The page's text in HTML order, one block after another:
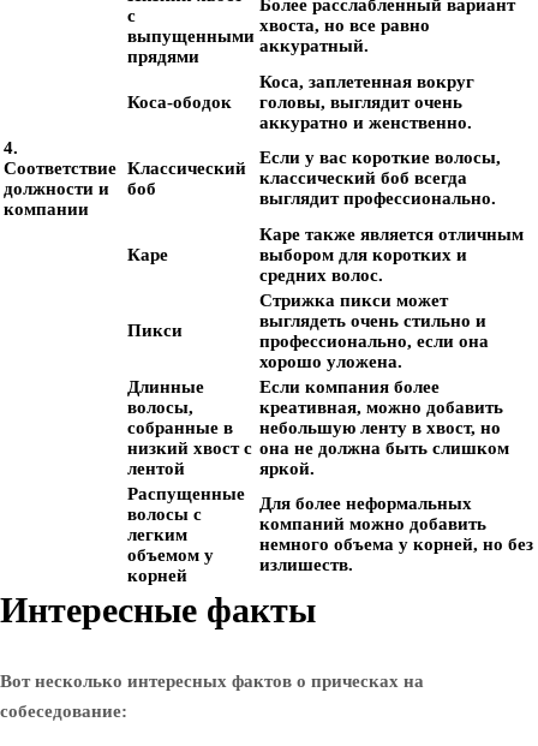
с
выпущенными
прядями
Более расслабленный вариант
хвоста, но все равно
аккуратный.
Коса-ободок
Коса, заплетенная вокруг
головы, выглядит очень
аккуратно и женственно.
4.
Соответствие
должности и
компании
Классический
боб
Если у вас короткие волосы,
классический боб всегда
выглядит профессионально.
Каре
Каре также является отличным
выбором для коротких и
средних волос.
Пикси
Стрижка пикси может
выглядеть очень стильно и
профессионально, если она
хорошо уложена.
Длинные
волосы,
собранные в
низкий хвост с
лентой
Если компания более
креативная, можно добавить
небольшую ленту в хвост, но
она не должна быть слишком
яркой.
Распущенные
волосы с
легким
объемом у
корней
Для более неформальных
компаний можно добавить
немного объема у корней, но без
излишеств.
Интересные факты
Вот несколько интересных фактов о прическах на
собеседование: